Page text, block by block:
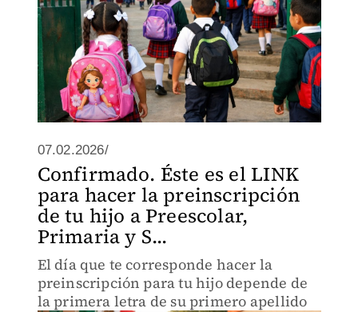
07.02.2026/
Confirmado. Éste es el LINK
para hacer la preinscripción
de tu hijo a Preescolar,
Primaria y S...
El día que te corresponde hacer la
preinscripción para tu hijo depende de
la primera letra de su primero apellido